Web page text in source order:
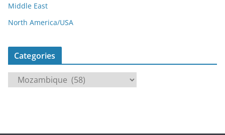
Middle East
North America/USA
Categories
a